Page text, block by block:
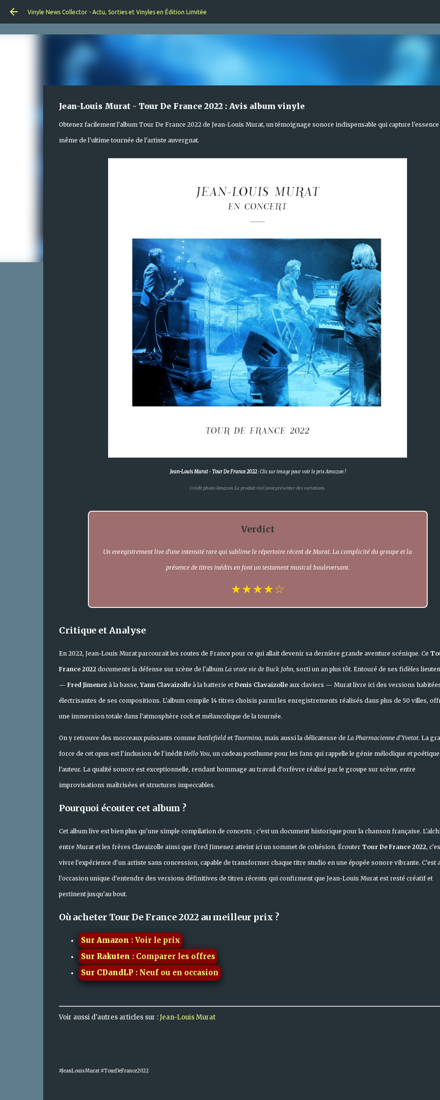
Vinyle News Collector - Actu, Sorties et Vinyles en Édition Limitée
Jean-Louis Murat - Tour De France 2022 : Avis album vinyle
Obtenez facilement l'album Tour De France 2022 de Jean-Louis Murat, un témoignage sonore indispensable qui capture l'essence
même de l'ultime tournée de l'artiste auvergnat.
Jean-Louis Murat-Tour De France 2022: Clic sur image pour voir le prix Amazon !
Crédit photo Amazon. Le produit réel peut présenter des variations.
Verdict
Un enregistrement live d'une intensité rare qui sublime le répertoire récent de Murat. La complicité du groupe et la
présence de titres inédits en font un testament musical bouleversant.
★★★★☆
Critique et Analyse
En 2022, Jean-Louis Murat parcourait les routes de France pour ce qui allait devenir sa dernière grande aventure scénique. Ce
France 2022documente la défense sur scène de l'album La vraie vie de Buck John, sorti un an plus tôt. Entouré de ses fidèles
— Fred Jimenezà la basse,Yann Clavaizolleà la batterie etDenis Clavaizolleaux claviers — Murat livre ici des versions
électrisantes de ses compositions. L'album compile 14 titres choisis parmi les enregistrements réalisés dans plus de 50 villes,
une immersion totale dans l'atmosphère rock et mélancolique de la tournée.
On y retrouve des morceaux puissants comme BattlefieldetTaormina, mais aussi la délicatesse de La Pharmacienne d’Yvetot. La
force de cet opus est l'inclusion de l'inéditHello You, un cadeau posthume pour les fans qui rappelle le génie mélodique et
l'auteur. La qualité sonore est exceptionnelle, rendant hommage au travail d'orfèvre réalisé par le groupe sur scène, entre
improvisations maîtrisées et structures impeccables.
Pourquoi écouter cet album ?
Cet album live est bien plus qu'une simple compilation de concerts ; c'est un document historique pour la chanson française.
entre Murat et les frères Clavaizolle ainsi que Fred Jimenez atteint ici un sommet de cohésion. Écouter Tour De France 2022,
vivre l'expérience d'un artiste sans concession, capable de transformer chaque titre studio en une épopée sonore vibrante. C'est
l'occasion unique d'entendre des versions définitives de titres récents qui confirment que Jean-Louis Murat est resté créatif et
pertinent jusqu'au bout.
Où acheter Tour De France 2022 au meilleur prix ?
Sur Amazon : Voir le prix
Sur Rakuten : Comparer les offres
Sur CDandLP : Neuf ou en occasion
Voir aussi d'autres articles sur :Jean-Louis Murat
#JeanLouisMurat #TourDeFrance2022